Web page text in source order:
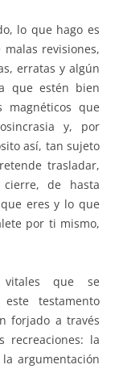
lo que hago es
revisiones,
erratas y algún
que estén bien
que
y, por
así, tan sujeto
trasladar,
de hasta
eres y lo que
por ti mismo,
vitales que se
testamento
forjado a través
recreaciones: la
argumentación